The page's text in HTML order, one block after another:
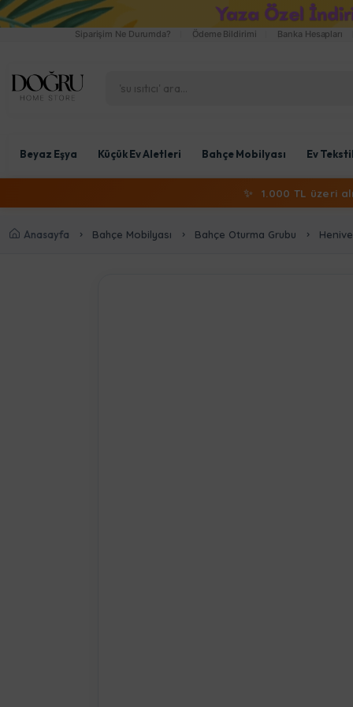
Siparişim Ne Durumda? Ödeme Bildirimi Banka Hesapları
Beyaz Eşya Küçük Ev Aletleri Bahçe Mobilyası Ev
✨ 1.000 TL üzeri
Anasayfa Bahçe Mobilyası Bahçe Oturma Grubu